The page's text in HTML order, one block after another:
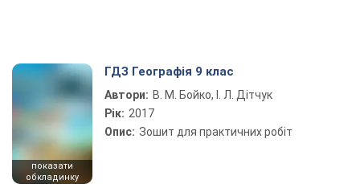
показати
обкладинку
ГДЗ Географія 9 клас
Автори: В. М. Бойко, І. Л. Дітчук
Рік: 2017
Опис: Зошит для практичних робіт